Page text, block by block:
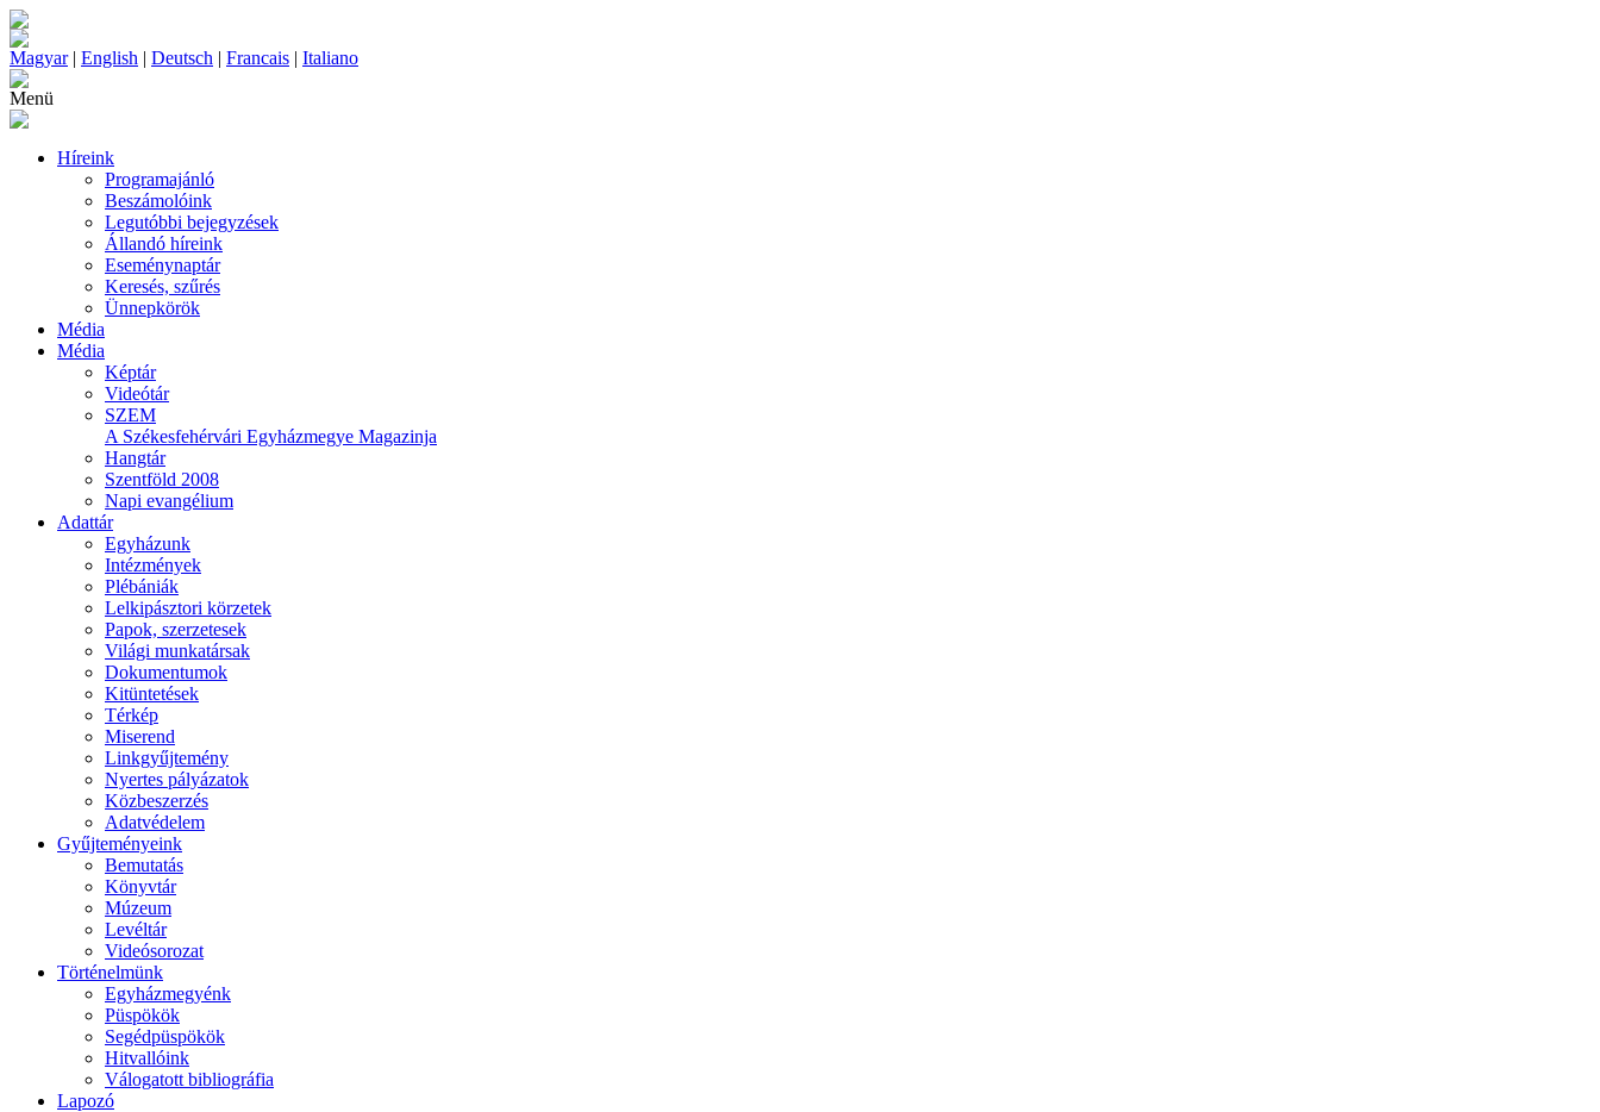
Magyar| English | Deutsch | Francais | Italiano
Menü
Híreink
Programajánló
Beszámolóink
Legutóbbi bejegyzések
Állandó híreink
Eseménynaptár
Keresés, szűrés
Ünnepkörök
Média
Média
Képtár
Videótár
SZEM
A Székesfehérvári Egyházmegye Magazinja
Hangtár
Szentföld 2008
Napi evangélium
Adattár
Egyházunk
Intézmények
Plébániák
Lelkipásztori körzetek
Papok, szerzetesek
Világi munkatársak
Dokumentumok
Kitüntetések
Térkép
Miserend
Linkgyűjtemény
Nyertes pályázatok
Közbeszerzés
Adatvédelem
Gyűjteményeink
Bemutatás
Könyvtár
Múzeum
Levéltár
Videósorozat
Történelmünk
Egyházmegyénk
Püspökök
Segédpüspökök
Hitvallóink
Válogatott bibliográfia
Lapozó